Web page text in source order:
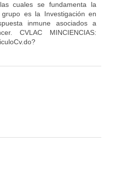
cuales se fundamenta la
es la Investigación en
inmune asociados a
CVLAC MINCIENCIAS: